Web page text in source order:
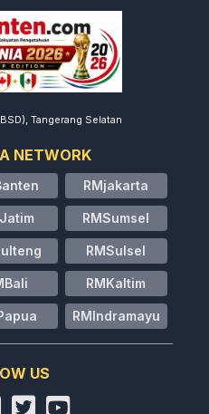
Tangerang Selatan
NETWORK
RMjakarta
RMSumsel
RMSulsel
RMKaltim
RMIndramayu
US